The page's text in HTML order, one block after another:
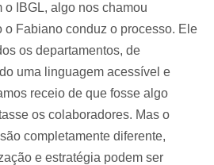
o IBGL, algo nos chamou
o Fabiano conduz o processo. Ele
os departamentos, de
uma linguagem acessível e
receio de que fosse algo
os colaboradores. Mas o
completamente diferente,
e estratégia podem ser